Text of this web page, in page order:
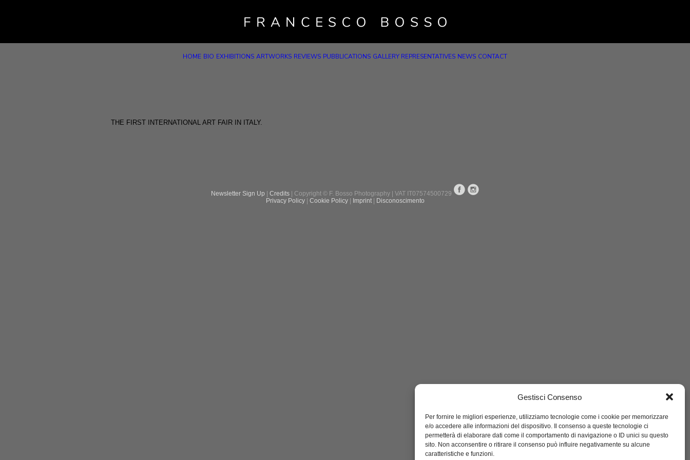
Gestisci Consenso
Per fornire le migliori esperienze, utilizziamo tecnologie come i cookie per memorizzare
e/o accedere alle informazioni del dispositivo. Il consenso a queste tecnologie ci
permetterà di elaborare dati come il comportamento di navigazione o ID unici su questo
sito. Non acconsentire o ritirare il consenso può influire negativamente su alcune
caratteristiche e funzioni.
HOME BIO EXHIBITIONS ARTWORKS REVIEWS PUBBLICATIONS GALLERY REPRESENTATIVES NEWS CONTACT
THE FIRST INTERNATIONAL ART FAIR IN ITALY.
Newsletter Sign Up Credits| Copyright © F. Bosso Photography | VAT IT07574500729
Privacy Policy| Cookie Policy| Imprint| Disconoscimento